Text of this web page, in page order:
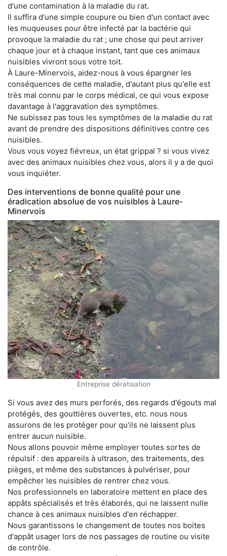
d'une contamination à la maladie du rat.
Il suffira d'une simple coupure ou bien d'un contact avec
les muqueuses pour être infecté par la bactérie qui
provoque la maladie du rat ; une chose qui peut arriver
chaque jour et à chaque instant, tant que ces animaux
nuisibles vivront sous votre toit.
À Laure-Minervois, aidez-nous à vous épargner les
conséquences de cette maladie, d'autant plus qu'elle est
très mal connu par le corps médical, ce qui vous expose
davantage à l'aggravation des symptômes.
Ne subissez pas tous les symptômes de la maladie du rat
avant de prendre des dispositions définitives contre ces
nuisibles.
Vous vous voyez fiévreux, un état grippal ? si vous vivez
avec des animaux nuisibles chez vous, alors il y a de quoi
vous inquiéter.
Des interventions de bonne qualité pour une
éradication absolue de vos nuisibles à Laure-
Minervois
Entreprise dératisation
Si vous avez des murs perforés, des regards d'égouts mal
protégés, des gouttières ouvertes, etc. nous nous
assurons de les protéger pour qu'ils ne laissent plus
entrer aucun nuisible.
Nous allons pouvoir même employer toutes sortes de
répulsif : des appareils à ultrason, des traitements, des
pièges, et même des substances à pulvériser, pour
empêcher les nuisibles de rentrer chez vous.
Nos professionnels en laboratoire mettent en place des
appâts spécialisés et très élaborés, qui ne laissent nulle
chance à ces animaux nuisibles d'en réchapper.
Nous garantissons le changement de toutes nos boites
d'appât usager lors de nos passages de routine ou visite
de contrôle.